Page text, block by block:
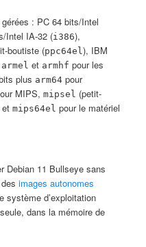
: PC 64 bits/Intel
Intel IA-32 (i386),
boutiste (ppc64el), IBM
armel et armhf pour les
plus arm64 pour
MIPS,mipsel (petit-
etmips64el pour le matériel
Debian 11 Bullseye sans
desimages autonomes
système d’exploitation
dans la mémoire de